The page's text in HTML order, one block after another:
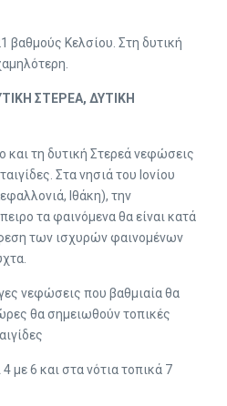
Κελσίου. Στη δυτική
ΣΤΕΡΕΑ, ΔΥΤΙΚΗ
και τη δυτική Στερεά νεφώσεις
Στα νησιά του Ιονίου
Ιθάκη), την
τα φαινόμενα θα είναι κατά
των ισχυρών φαινομένων
νεφώσεις που βαθμιαία θα
θα σημειωθούν τοπικές
4 με 6 και στα νότια τοπικά 7